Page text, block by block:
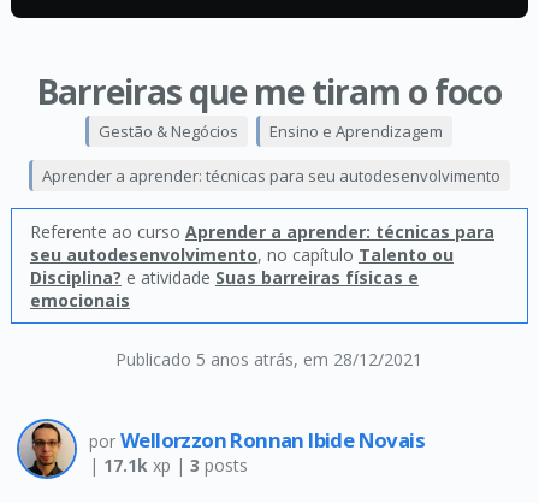
Barreiras que me tiram o foco
Publicado 5 anos atrás, em 28/12/2021
Gestão & Negócios Ensino e Aprendizagem
Aprender a aprender: técnicas para seu autodesenvolvimento
Referente ao curso Aprender a aprender: técnicas para
seu autodesenvolvimento, no capítulo Talento ou
Disciplina? e atividade Suas barreiras físicas e
emocionais
por Wellorzzon Ronnan Ibide Novais
| 17.1kxp | 3 posts